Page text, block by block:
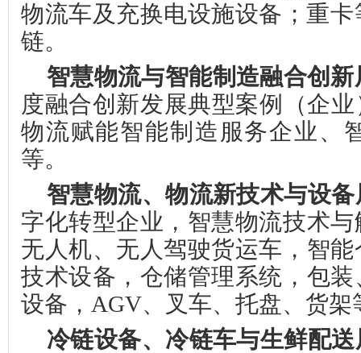
物流车及充换电设施设备；重
链。
智慧物流与智能制造融合创新
度融合创新发展典型案例
（企业
物流赋能智能制造服务企业、
等。
智慧物流、物流新技术与设备
字化转型企业， 智慧物流技术
无人机、 无人驾驶货运车， 智能
技术设备， 仓储管理系统，包
设备， AGV、叉车、托盘、货架
冷链设备、冷链车与生鲜配